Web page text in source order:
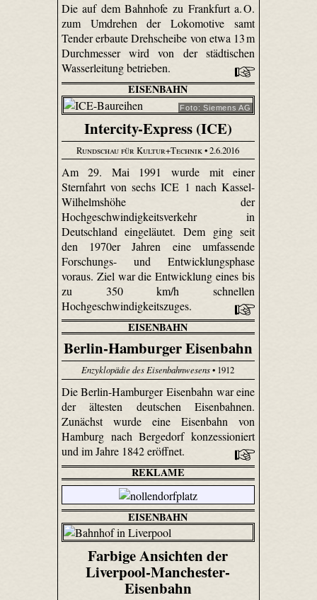
Die auf dem Bahnhofe zu Frankfurt a. O.
zum Umdrehen der Lokomotive samt
Tender erbaute Drehscheibe von etwa 13 m
Durchmesser wird von der städtischen
Wasserleitung betrieben.
EISENBAHN
Foto: Siemens AG
Intercity-Express (ICE)
Rundschau für Kultur+Technik• 2.6.2016
Am 29. Mai 1991 wurde mit einer
Sternfahrt von sechs ICE 1 nach Kassel-
Wilhelmshöhe der
Hochgeschwindigkeitsverkehr in
Deutschland eingeläutet. Dem ging seit
den 1970er Jahren eine umfassende
Forschungs- und Entwicklungsphase
voraus. Ziel war die Entwicklung eines bis
zu 350 km/h schnellen
Hochgeschwindigkeitszuges.
EISENBAHN
Berlin-Hamburger Eisenbahn
Enzyklopädie des Eisenbahnwesens• 1912
Die Berlin-Hamburger Eisenbahn war eine
der ältesten deutschen Eisenbahnen.
Zunächst wurde eine Eisenbahn von
Hamburg nach Bergedorf konzessioniert
und im Jahre 1842 eröffnet.
REKLAME
EISENBAHN
Farbige Ansichten der
Liverpool-Manchester-
Eisenbahn